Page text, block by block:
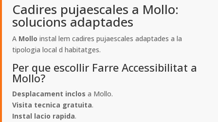
Cadires pujaescales a Mollo:
solucions adaptades
A Mollo instal lem cadires pujaescales adaptades a la
tipologia local d habitatges.
Per que escollir Farre Accessibilitat a
Mollo?
Desplacament inclos a Mollo.
Visita tecnica gratuita.
Instal lacio rapida.